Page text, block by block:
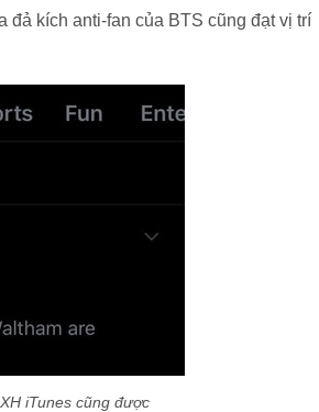
đả kích anti-fan của BTS cũng đạt vị trí
iTunes cũng được